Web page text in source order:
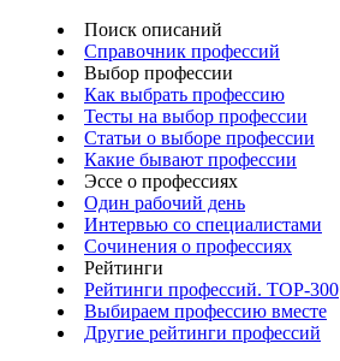
Поиск описаний
Справочник профессий
Выбор профессии
Как выбрать профессию
Тесты на выбор профессии
Статьи о выборе профессии
Какие бывают профессии
Эссе о профессиях
Один рабочий день
Интервью со специалистами
Сочинения о профессиях
Рейтинги
Рейтинги профессий. TOP-300
Выбираем профессию вместе
Другие рейтинги профессий